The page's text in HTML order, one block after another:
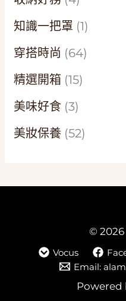
知識一把罩 (1)
穿搭時尚 (64)
精選開箱 (15)
美味好食 (3)
美妝保養 (52)
© 2026
Vocus
Email:
Powered